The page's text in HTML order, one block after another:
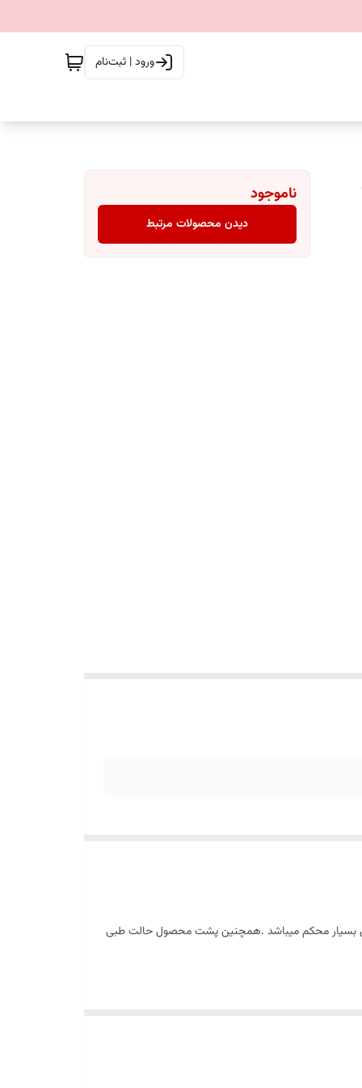
ورود | ثبت‌نام
ناموجود
دیدن محصولات مرتبط
بسیار محکم میباشد .همچنین پشت محصول حالت طبی